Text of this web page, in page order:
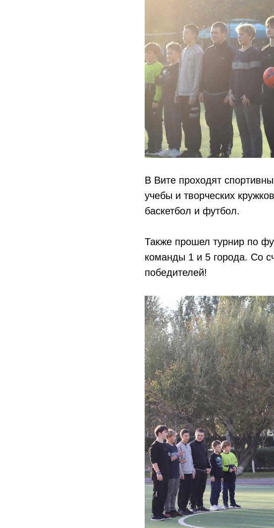
В Вите проходят
учебы и творческих
баскетбол и футбол.
Также прошел турнир по
команды 1 и 5 города. Со
победителей!